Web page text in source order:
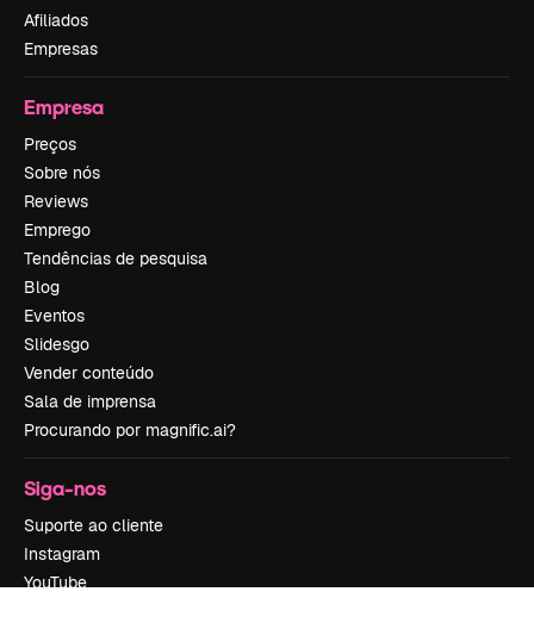
Afiliados
Empresas
Empresa
Preços
Sobre nós
Reviews
Emprego
Tendências de pesquisa
Blog
Eventos
Slidesgo
Vender conteúdo
Sala de imprensa
Procurando por magnific.ai?
Siga-nos
Suporte ao cliente
Instagram
YouTube